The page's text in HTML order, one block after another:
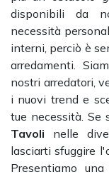
disponibili da
necessità
interni, perciò è
arredamenti.
nostri arredatori,
i nuovi trend e
tue necessità. Se
Tavoli nelle
lasciarti sfuggire
Presentiamo